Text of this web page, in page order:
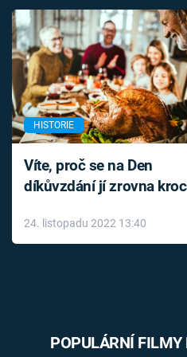
HISTORIE
Víte, proč se na Den
díkůvzdání jí zrovna
24. listopadu 2022 13:40
POPULÁRNÍ